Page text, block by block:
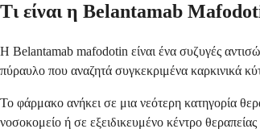
Τι είναι η Belantamab
Η Belantamab mafodotin είναι ένα συζυγές
πύραυλο που αναζητά συγκεκριμένα καρκινικά
Το φάρμακο ανήκει σε μια νεότερη κατηγορία
νοσοκομείο ή σε εξειδικευμένο κέντρο